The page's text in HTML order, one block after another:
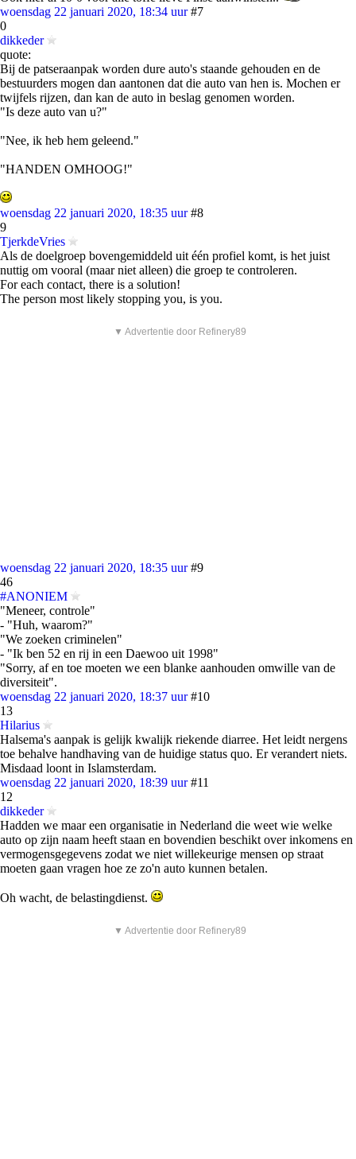
woensdag 22 januari 2020, 18:34 uur #7
0
dikkeder
quote:
Bij de patseraanpak worden dure auto's staande gehouden en de
bestuurders mogen dan aantonen dat die auto van hen is. Mochen er
twijfels rijzen, dan kan de auto in beslag genomen worden.
"Is deze auto van u?"
"Nee, ik heb hem geleend."
"HANDEN OMHOOG!"
woensdag 22 januari 2020, 18:35 uur #8
9
TjerkdeVries
Als de doelgroep bovengemiddeld uit één profiel komt, is het juist
nuttig om vooral (maar niet alleen) die groep te controleren.
For each contact, there is a solution!
The person most likely stopping you, is you.
▼ Advertentie door Refinery89
woensdag 22 januari 2020, 18:35 uur #9
46
#ANONIEM
"Meneer, controle"
- "Huh, waarom?"
"We zoeken criminelen"
- "Ik ben 52 en rij in een Daewoo uit 1998"
"Sorry, af en toe moeten we een blanke aanhouden omwille van de
diversiteit".
woensdag 22 januari 2020, 18:37 uur #10
13
Hilarius
Halsema's aanpak is gelijk kwalijk riekende diarree. Het leidt nergens
toe behalve handhaving van de huidige status quo. Er verandert niets.
Misdaad loont in Islamsterdam.
woensdag 22 januari 2020, 18:39 uur #11
12
dikkeder
Hadden we maar een organisatie in Nederland die weet wie welke
auto op zijn naam heeft staan en bovendien beschikt over inkomens en
vermogensgegevens zodat we niet willekeurige mensen op straat
moeten gaan vragen hoe ze zo'n auto kunnen betalen.
Oh wacht, de belastingdienst.
▼ Advertentie door Refinery89